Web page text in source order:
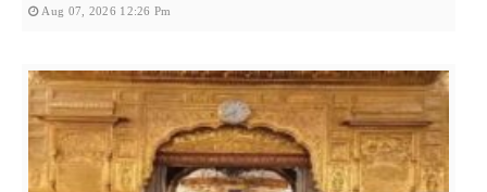
Aug 07, 2026 12:26 Pm